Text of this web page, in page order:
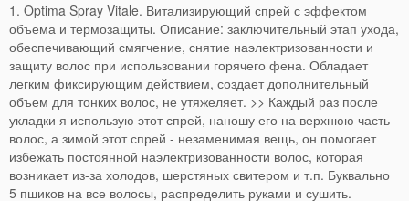
1. Optima Spray Vitale. Витализирующий спрей с эффектом
объема и термозащиты. Описание: заключительный этап ухода,
обеспечивающий смягчение, снятие наэлектризованности и
защиту волос при использовании горячего фена. Обладает
легким фиксирующим действием, создает дополнительный
объем для тонких волос, не утяжеляет. >> Каждый раз после
укладки я использую этот спрей, наношу его на верхнюю часть
волос, а зимой этот спрей - незаменимая вещь, он помогает
избежать постоянной наэлектризованности волос, которая
возникает из-за холодов, шерстяных свитером и т.п. Буквально
5 пшиков на все волосы, распределить руками и сушить.